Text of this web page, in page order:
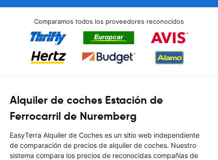
Comparamos todos los proveedores reconocidos
Alquiler de coches Estación de
Ferrocarril de Nuremberg
EasyTerra Alquiler de Coches es un sitio web independiente
de comparación de precios de alquiler de coches. Nuestro
sistema compara los precios de reconocidas compañías de